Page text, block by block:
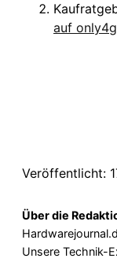
auf
Veröffentlicht:
Über die
Unsere Technik-